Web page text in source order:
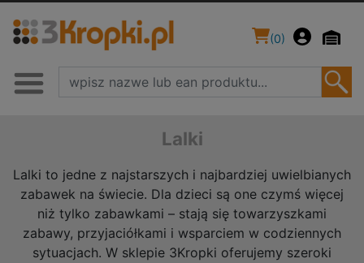
(0)
Lalki
Lalki to jedne z najstarszych i najbardziej uwielbianych
zabawek na świecie. Dla dzieci są one czymś więcej
niż tylko zabawkami – stają się towarzyszkami
zabawy, przyjaciółkami i wsparciem w codziennych
sytuacjach. W sklepie 3Kropki oferujemy szeroki